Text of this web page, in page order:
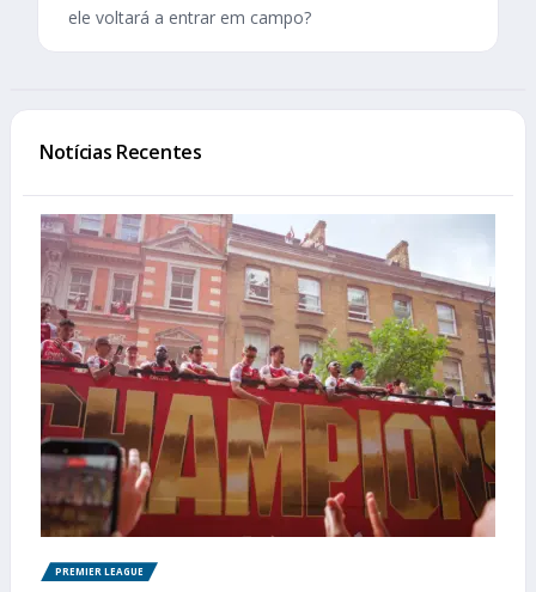
ele voltará a entrar em campo?
Notícias Recentes
PREMIER LEAGUE